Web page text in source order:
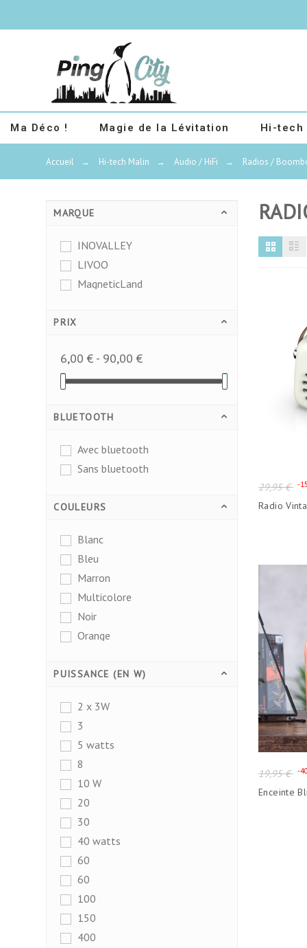
Ma Déco ! Magie de la Lévitation Hi-tech
Accueil → Hi-tech Malin → Audio / HiFi → Radios /
MARQUE
INOVALLEY
LIVOO
MagneticLand
PRIX
6,00 € - 90,00 €
BLUETOOTH
Avec bluetooth
Sans bluetooth
COULEURS
Blanc
Bleu
Marron
Multicolore
Noir
Orange
PUISSANCE (EN W)
2 x 3W
3
5 watts
8
10 W
20
30
40 watts
60
60
100
150
400
Prix
de
base
29,95 € -
Radio
Prix
de
base
19,95 € -
Enceinte